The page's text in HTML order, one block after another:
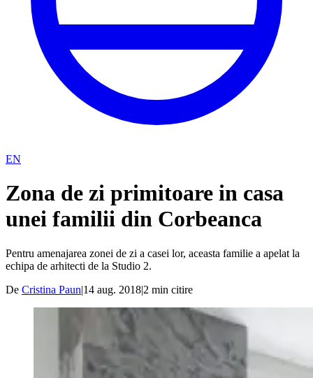
EN
Zona de zi primitoare in casa
unei familii din Corbeanca
Pentru amenajarea zonei de zi a casei lor, aceasta familie a apelat la
echipa de arhitecti de la Studio 2.
De Cristina Paun|14 aug. 2018|2 min citire